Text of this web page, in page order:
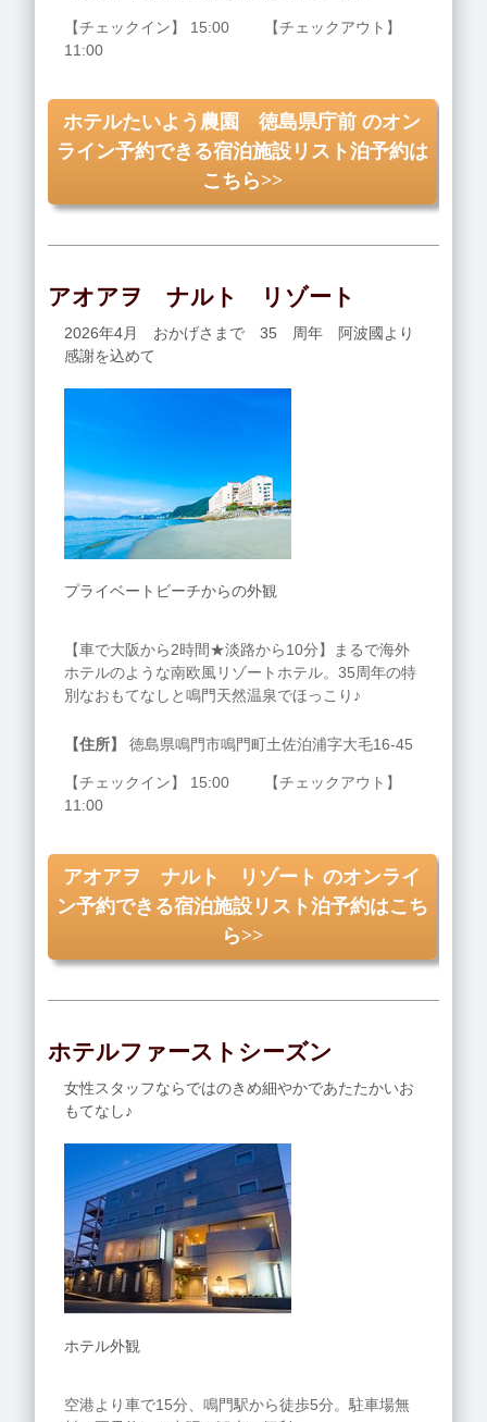
【チェックイン】 15:00 【チェックアウト】
11:00
ホテルたいよう農園 徳島県庁前 のオン
ライン予約できる宿泊施設リスト泊予約は
こちら>>
アオアヲ ナルト リゾート
2026年4月 おかげさまで 35 周年 阿波國より
感謝を込めて
プライベートビーチからの外観
【車で大阪から2時間★淡路から10分】まるで海外
ホテルのような南欧風リゾートホテル。35周年の特
別なおもてなしと鳴門天然温泉でほっこり♪
【住所】 徳島県鳴門市鳴門町土佐泊浦字大毛16-45
【チェックイン】 15:00 【チェックアウト】
11:00
アオアヲ ナルト リゾート のオンライ
ン予約できる宿泊施設リスト泊予約はこち
ら>>
ホテルファーストシーズン
女性スタッフならではのきめ細やかであたたかいお
もてなし♪
ホテル外観
空港より車で15分、鳴門駅から徒歩5分。駐車場無